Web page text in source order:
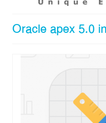
Oracle apex 5.0